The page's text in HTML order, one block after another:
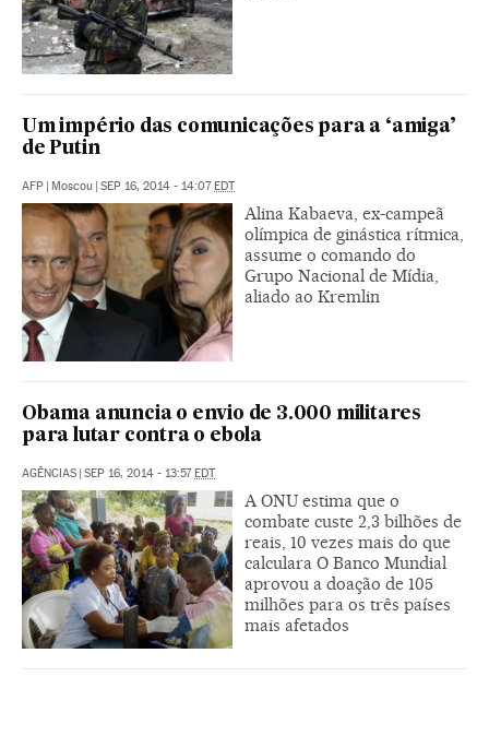
Um império das comunicações para a ‘amiga’
de Putin
AFP | Moscou | SEP 16, 2014 - 14:07EDT
Alina Kabaeva, ex-campeã
olímpica de ginástica rítmica,
assume o comando do
Grupo Nacional de Mídia,
aliado ao Kremlin
Obama anuncia o envio de 3.000 militares
para lutar contra o ebola
AGÊNCIAS | SEP 16, 2014 - 13:57EDT
A ONU estima que o
combate custe 2,3 bilhões de
reais, 10 vezes mais do que
calculara O Banco Mundial
aprovou a doação de 105
milhões para os três países
mais afetados